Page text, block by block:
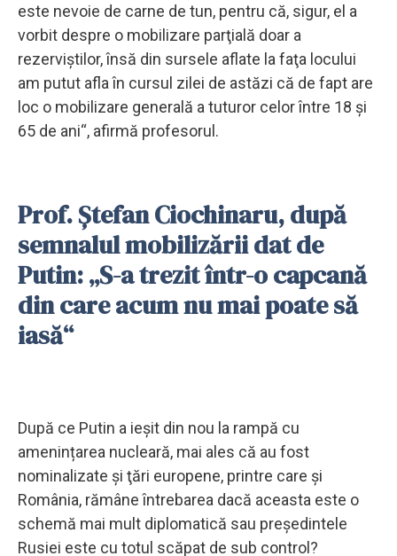
este nevoie de carne de tun, pentru că, sigur, el a
vorbit despre o mobilizare parţială doar a
rezerviştilor, însă din sursele aflate la faţa locului
am putut afla în cursul zilei de astăzi că de fapt are
loc o mobilizare generală a tuturor celor între 18 şi
65 de ani“, afirmă profesorul.
Prof. Ștefan Ciochinaru, după
semnalul mobilizării dat de
Putin: „S-a trezit într-o capcană
din care acum nu mai poate să
iasă“
După ce Putin a ieșit din nou la rampă cu
amenințarea nucleară, mai ales că au fost
nominalizate şi ţări europene, printre care şi
România, rămâne întrebarea dacă aceasta este o
schemă mai mult diplomatică sau președintele
Rusiei este cu totul scăpat de sub control?